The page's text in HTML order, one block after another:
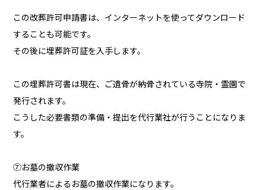
この改葬許可申請書は、インターネットを使ってダウンロード
することも可能です。
その後に埋葬許可証を入手します。
この埋葬許可書は現在、ご遺骨が納骨されている寺院・霊園で
発行されます。
こうした必要書類の準備・提出を代行業社が行うことになりま
す。
⑦お墓の撤収作業
代行業者によるお墓の撤収作業になります。